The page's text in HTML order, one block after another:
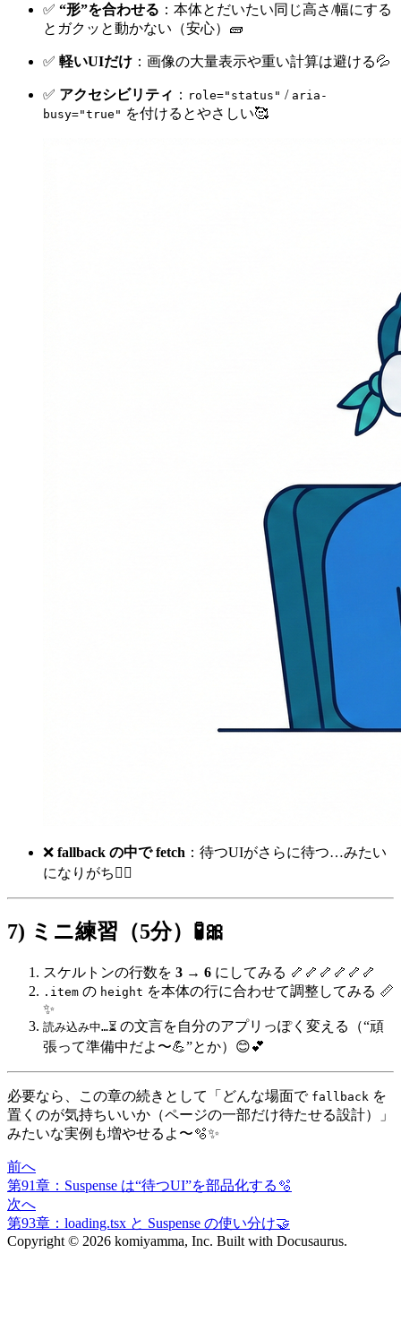
✅ “形”を合わせる ：本体とだいたい同じ高さ/幅にする
とガクッと動かない（安心）🧱
✅ 軽いUIだけ ：画像の大量表示や重い計算は避ける💦
✅ アクセシビリティ ： role="status" / aria-
busy="true" を付けるとやさしい🥰
❌ fallback の中で fetch ：待つUIがさらに待つ…みたい
になりがち😵‍💫
7) ミニ練習（5分）🧪🎀
スケルトンの行数を 3 → 6 にしてみる 🦴🦴🦴🦴🦴🦴
.item の height を本体の行に合わせて調整してみる 📏
✨
読み込み中…⏳ の文言を自分のアプリっぽく変える（“頑
張って準備中だよ〜💪”とか）😊💕
必要なら、この章の続きとして「どんな場面で fallback を
置くのが気持ちいいか（ページの一部だけ待たせる設計）」
みたいな実例も増やせるよ〜🫧✨
前へ
第91章：Suspense は“待つUI”を部品化する🫧
次へ
第93章：loading.tsx と Suspense の使い分け🤝
Copyright © 2026 komiyamma, Inc. Built with Docusaurus.